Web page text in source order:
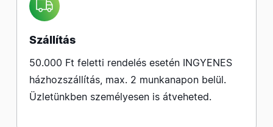
Szállítás
50.000 Ft feletti rendelés esetén INGYENES
házhozszállítás, max. 2 munkanapon belül.
Üzletünkben személyesen is átveheted.